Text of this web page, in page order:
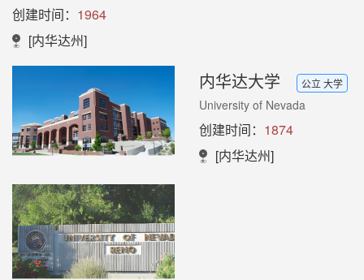
创建时间： 1964
[内华达州]
内华达大学 公立 大学
University of Nevada
创建时间： 1874
[内华达州]